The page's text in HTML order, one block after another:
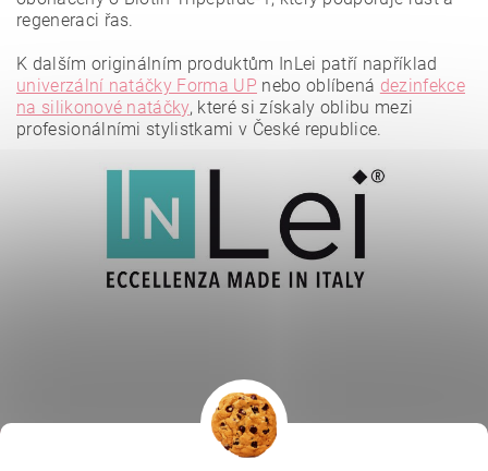
Vložením hodnocení souhlasíte se
zásadami ochrany
osobních údajů.
regeneraci řas.
K dalším originálním produktům InLei patří například
univerzální natáčky Forma UP nebo oblíbená dezinfekce
na silikonové natáčky, které si získaly oblibu mezi
profesionálními stylistkami v České republice.
L.C.P. Paris |